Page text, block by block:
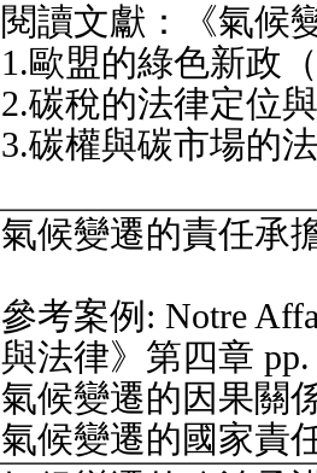
閱讀文獻：《氣候
1.歐盟的綠色新政
2.碳稅的法律定位
3.碳權與碳市場的
氣候變遷的責任承
參考案例: Notre
與法律》第四章
氣候變遷的因果關
氣候變遷的國家責